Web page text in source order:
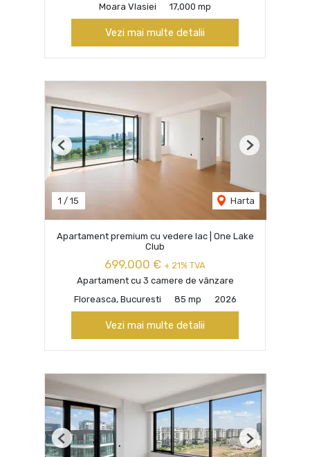
Moara Vlasiei
17,000 mp
Vezi mai multe detalii
1 / 15 Harta
Previous Next
Apartament premium cu vedere lac | One Lake
Club
699,000 € + 21% TVA
Apartament cu 3 camere de vânzare
Floreasca, Bucuresti
85 mp 2026
Vezi mai multe detalii
Previous Next